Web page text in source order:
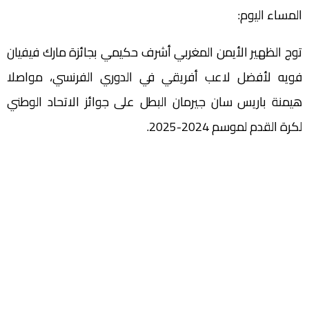
المساء اليوم:
توج الظهير الأيمن المغربي أشرف حكيمي بجائزة مارك فيفيان
فويه لأفضل لاعب أفريقي في الدوري الفرنسي، مواصلا
هيمنة باريس سان جيرمان البطل على جوائز الاتحاد الوطني
لكرة القدم لموسم 2024-2025.